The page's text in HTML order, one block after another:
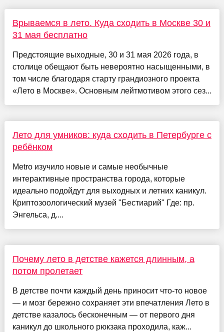
Врываемся в лето. Куда сходить в Москве 30 и
31 мая бесплатно
Предстоящие выходные, 30 и 31 мая 2026 года, в
столице обещают быть невероятно насыщенными, в
том числе благодаря старту грандиозного проекта
«Лето в Москве». Основным лейтмотивом этого сез...
Лето для умников: куда сходить в Петербурге с
ребёнком
Metro изучило новые и самые необычные
интерактивные пространства города, которые
идеально подойдут для выходных и летних каникул.
Криптозоологический музей "Бестиарий" Где: пр.
Энгельса, д....
Почему лето в детстве кажется длинным, а
потом пролетает
В детстве почти каждый день приносит что-то новое
— и мозг бережно сохраняет эти впечатления Лето в
детстве казалось бесконечным — от первого дня
каникул до школьного рюкзака проходила, каж...